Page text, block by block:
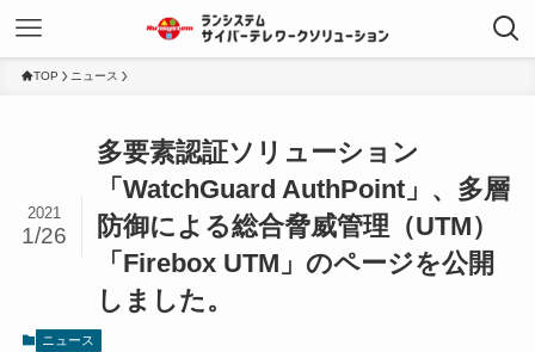
TOP ニュース
多要素認証ソリューション
「WatchGuard AuthPoint」、多層
防御による総合脅威管理（UTM）
「Firebox UTM」のページを公開
しました。
2021
1/26
ニュース